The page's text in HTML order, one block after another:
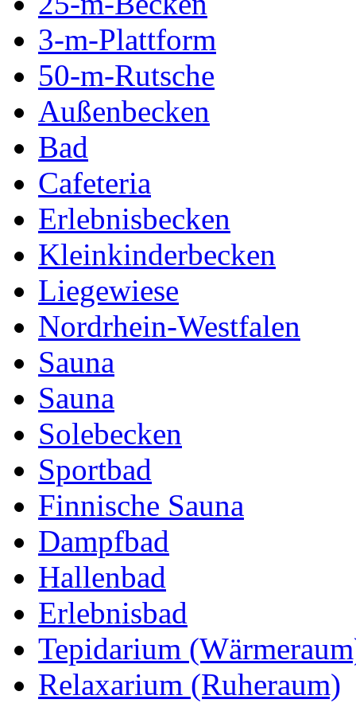
3-m-Plattform
50-m-Rutsche
Außenbecken
Bad
Cafeteria
Erlebnisbecken
Kleinkinderbecken
Liegewiese
Nordrhein-Westfalen
Sauna
Sauna
Solebecken
Sportbad
Finnische Sauna
Dampfbad
Hallenbad
Erlebnisbad
Tepidarium
Relaxarium (Ruheraum)